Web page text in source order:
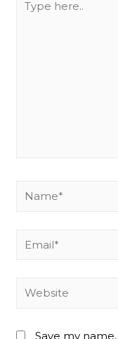
here..
Name*
Email*
Website
Save my